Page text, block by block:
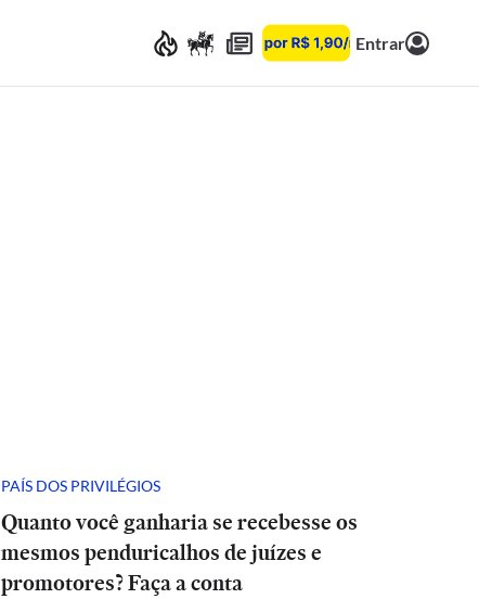
Entrar
PAÍS DOS PRIVILÉGIOS
Quanto você ganharia se recebesse os
mesmos penduricalhos de juízes e
promotores? Faça a conta